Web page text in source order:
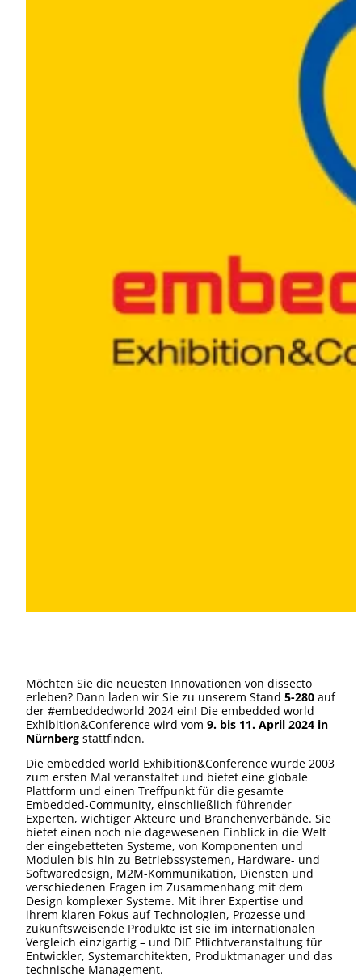
Möchten Sie die neuesten Innovationen von dissecto
erleben? Dann laden wir Sie zu unserem Stand 5-280 auf
der #embeddedworld 2024 ein! Die embedded world
Exhibition&Conference wird vom 9. bis 11. April 2024 in
Nürnberg stattfinden.
Die embedded world Exhibition&Conference wurde 2003
zum ersten Mal veranstaltet und bietet eine globale
Plattform und einen Treffpunkt für die gesamte
Embedded-Community, einschließlich führender
Experten, wichtiger Akteure und Branchenverbände. Sie
bietet einen noch nie dagewesenen Einblick in die Welt
der eingebetteten Systeme, von Komponenten und
Modulen bis hin zu Betriebssystemen, Hardware- und
Softwaredesign, M2M-Kommunikation, Diensten und
verschiedenen Fragen im Zusammenhang mit dem
Design komplexer Systeme. Mit ihrer Expertise und
ihrem klaren Fokus auf Technologien, Prozesse und
zukunftsweisende Produkte ist sie im internationalen
Vergleich einzigartig – und DIE Pflichtveranstaltung für
Entwickler, Systemarchitekten, Produktmanager und das
technische Management.